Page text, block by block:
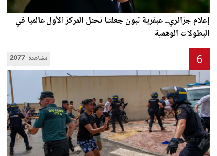
إعلام جزائري.. عبقرية تبون جعلتنا نحتل المركز الأول عالميا في
البطولات الوهمية
2077 مشاهدة 6